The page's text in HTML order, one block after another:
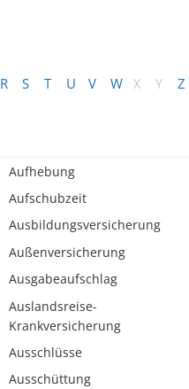
R S T U V W X Y Z
Aufhebung
Aufschubzeit
Ausbildungsversicherung
Außenversicherung
Ausgabeaufschlag
Auslandsreise-
Krankversicherung
Ausschlüsse
Ausschüttung